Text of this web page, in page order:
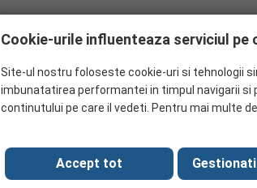
RS Pro
1
10A
Cookie-urile influenteaza serviciul pe
Site-ul nostru foloseste cookie-uri si tehnologii
imbunatatirea performantei in timpul navigarii si
continutului pe care il vedeti. Pentru mai multe
Accept tot